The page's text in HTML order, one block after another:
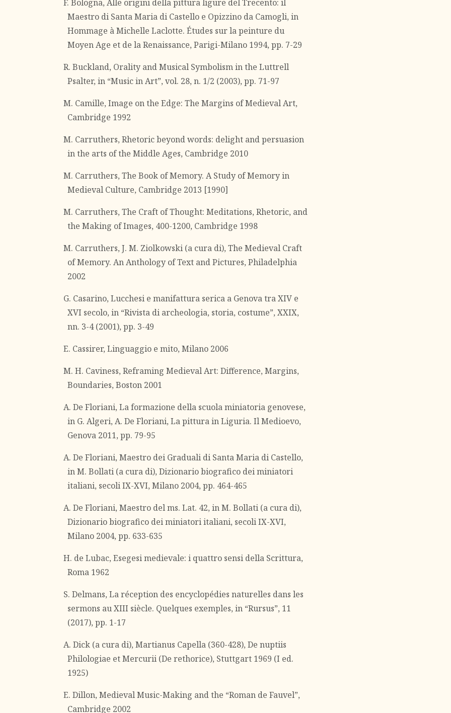
F. Bologna, Alle origini della pittura ligure del Trecento: il
Maestro di Santa Maria di Castello e Opizzino da Camogli, in
Hommage à Michelle Laclotte. Études sur la peinture du
Moyen Age et de la Renaissance, Parigi-Milano 1994, pp. 7-29
R. Buckland, Orality and Musical Symbolism in the Luttrell
Psalter, in “Music in Art”, vol. 28, n. 1/2 (2003), pp. 71-97
M. Camille, Image on the Edge: The Margins of Medieval Art,
Cambridge 1992
M. Carruthers, Rhetoric beyond words: delight and persuasion
in the arts of the Middle Ages, Cambridge 2010
M. Carruthers, The Book of Memory. A Study of Memory in
Medieval Culture, Cambridge 2013 [1990]
M. Carruthers, The Craft of Thought: Meditations, Rhetoric, and
the Making of Images, 400-1200, Cambridge 1998
M. Carruthers, J. M. Ziolkowski (a cura di), The Medieval Craft
of Memory. An Anthology of Text and Pictures, Philadelphia
2002
G. Casarino, Lucchesi e manifattura serica a Genova tra XIV e
XVI secolo, in “Rivista di archeologia, storia, costume”, XXIX,
nn. 3-4 (2001), pp. 3-49
E. Cassirer, Linguaggio e mito, Milano 2006
M. H. Caviness, Reframing Medieval Art: Difference, Margins,
Boundaries, Boston 2001
A. De Floriani, La formazione della scuola miniatoria genovese,
in G. Algeri, A. De Floriani, La pittura in Liguria. Il Medioevo,
Genova 2011, pp. 79-95
A. De Floriani, Maestro dei Graduali di Santa Maria di Castello,
in M. Bollati (a cura di), Dizionario biografico dei miniatori
italiani, secoli IX-XVI, Milano 2004, pp. 464-465
A. De Floriani, Maestro del ms. Lat. 42, in M. Bollati (a cura di),
Dizionario biografico dei miniatori italiani, secoli IX-XVI,
Milano 2004, pp. 633-635
H. de Lubac, Esegesi medievale: i quattro sensi della Scrittura,
Roma 1962
S. Delmans, La réception des encyclopédies naturelles dans les
sermons au XIII siècle. Quelques exemples, in “Rursus”, 11
(2017), pp. 1-17
A. Dick (a cura di), Martianus Capella (360-428), De nuptiis
Philologiae et Mercurii (De rethorice), Stuttgart 1969 (I ed.
1925)
E. Dillon, Medieval Music-Making and the “Roman de Fauvel”,
Cambridge 2002